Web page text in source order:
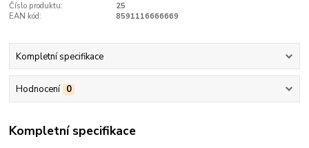
Číslo produktu:
25
EAN kód:
8591116666669
Kompletní specifikace
Hodnocení 0
Kompletní specifikace